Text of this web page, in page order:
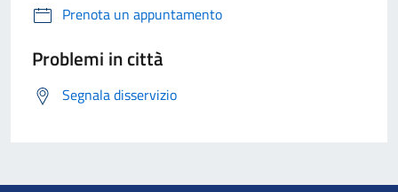
Prenota un appuntamento
Problemi in città
Segnala disservizio